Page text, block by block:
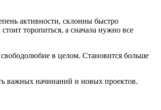
активности, склонны быстро
торопиться, а сначала нужно все
в целом. Становится больше
важных начинаний и новых проектов.